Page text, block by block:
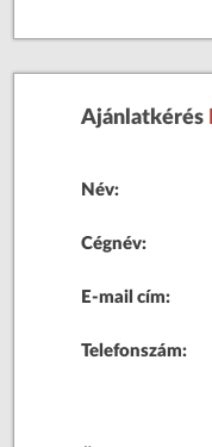
Ajánlatkérés
Név:
Cégnév:
E-mail cím:
Telefonszám: